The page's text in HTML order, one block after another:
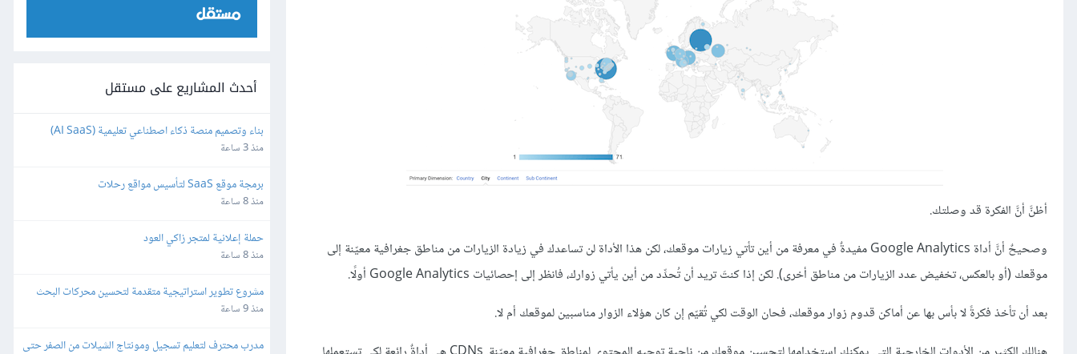
أظنَّ أنَّ الفكرة قد وصلتك.
وصحيحٌ أنَّ أداة Google Analytics مفيدةٌ في معرفة من أين تأتي زيارات موقعك، لكن هذا الأداة لن تساعدك في زيادة الزيارات من مناطق جغرافية معيّنة إلى
موقعك (أو بالعكس، تخفيض عدد الزيارات من مناطق أخرى). لكن إذا كنتَ تريد أن تُحدِّد من أين يأتي زوارك، فانظر إلى إحصائيات Google Analytics أولًا.
بعد أن تأخذ فكرةً لا بأس بها عن أماكن قدوم زوار موقعك، فحان الوقت لكي تُقيّم إن كان هؤلاء الزوار مناسبين لموقعك أم لا.
أحدث المشاريع على مستقل
للمعلمين باستخدام Bubble.io
منذ 3 ساعة
برمجة موقع SaaS لتأسيس مواقع رحلات
منذ 8 ساعة
حملة إعلانية لمتجر زاكي العود
منذ 8 ساعة
(SEO) والفهرسة (Indexing)منذ 9 ساعة